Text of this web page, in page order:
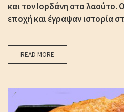
και τον Ιορδάνη στο λαούτο.
εποχή και έγραψαν ιστορία
READ MORE